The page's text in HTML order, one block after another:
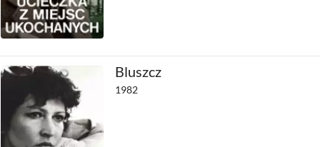
Bluszcz
1982